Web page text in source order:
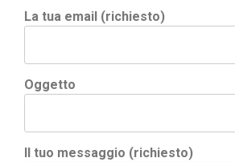
La tua email (richiesto)
Oggetto
Il tuo messaggio (richiesto)